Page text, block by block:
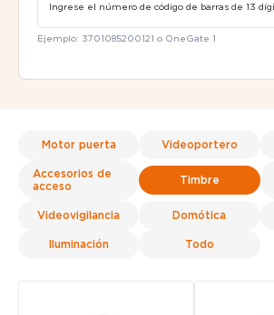
Ejemplo: 3701085200121 o OneGate 1
Motor puerta Videoportero
Accesorios de
acceso
Timbre
Videovigilancia Domótica
Iluminación Todo